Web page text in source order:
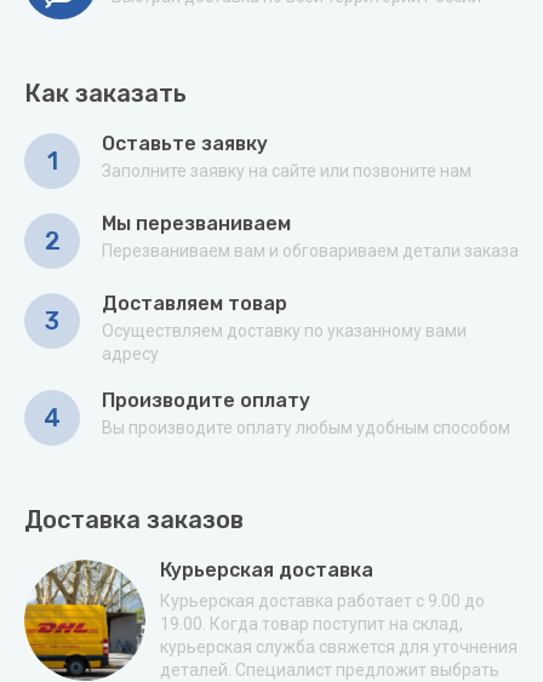
Как заказать
1
Оставьте заявку
Заполните заявку на сайте или позвоните нам
2
Мы перезваниваем
Перезваниваем вам и обговариваем детали заказа
3
Доставляем товар
Осуществляем доставку по указанному вами
адресу
4
Производите оплату
Вы производите оплату любым удобным способом
Доставка заказов
Курьерская доставка
Курьерская доставка работает с 9.00 до
19.00. Когда товар поступит на склад,
курьерская служба свяжется для уточнения
деталей. Специалист предложит выбрать